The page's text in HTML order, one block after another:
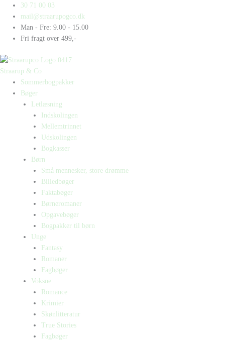
indholdet
30 71 00 03
mail@straarupogco.dk
Man - Fre: 9.00 - 15.00
Fri fragt over 499,-
Straarup & Co
Sommerbogpakker
Bøger
Letlæsning
Indskolingen
Mellemtrinnet
Udskolingen
Bogkasser
Børn
Små mennesker, store drømme
Billedbøger
Faktabøger
Børneromaner
Opgavebøger
Bogpakker til børn
Unge
Fantasy
Romaner
Fagbøger
Voksne
Romance
Krimier
Skønlitteratur
True Stories
Fagbøger
Products
search
Products
search
Christian